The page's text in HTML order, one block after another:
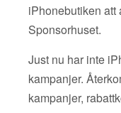
iPhonebutiken att
Sponsorhuset.
Just nu har inte
kampanjer.
kampanjer,